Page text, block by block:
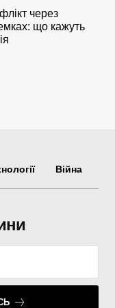
через
що кажуть
Війна